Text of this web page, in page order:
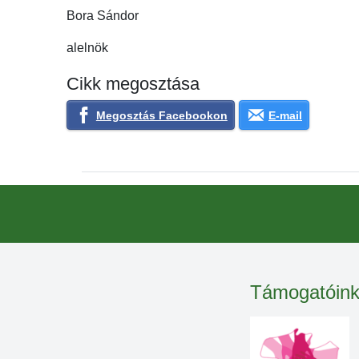
Bora Sándor
alelnök
Cikk megosztása
Megosztás Facebookon E-mail
Támogatóink